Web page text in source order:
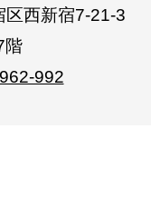
西新宿7-21-3
階
992